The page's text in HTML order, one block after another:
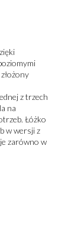
z trzech
na
Łóżko
w wersji z
zarówno w